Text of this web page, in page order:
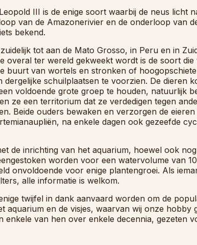
III is de enige soort waarbij de neus licht
van de Amazonerivier en de onderloop van
bekend.
tot aan de Mato Grosso, in Peru en in
overal ter wereld gekweekt wordt is de soort
buurt van wortels en stronken of
schuilplaatsen te voorzien. De dieren
voldoende grote groep te houden, natuurlijk
ze een territorium dat ze verdedigen tegen
Beide ouders bewaken en verzorgen de eieren
na enkele dagen ook gezeefde
de inrichting van het aquarium, hoewel ook
worden voor een watervolume van
onvoldoende voor enige plantengroei. Als
alle informatie is welkom.
twijfel in dank aanvaard worden om de
en de visjes, waarvan wij onze hobby
enkele van hen over enkele decennia, gezeten